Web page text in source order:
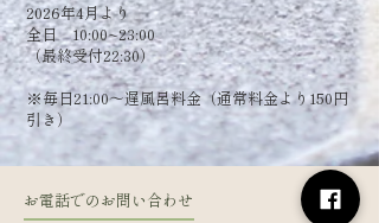
2026年4月より
全日 10:00~23:00
（最終受付22:30）
​※毎日21:00～遅風呂料金（通常料金より150円
引き）
お電話でのお問い合わせ